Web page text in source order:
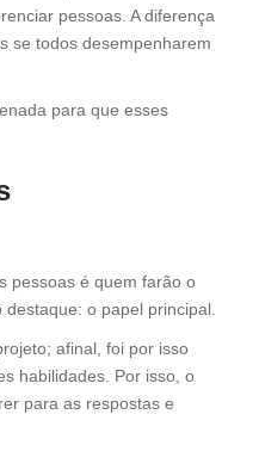
pessoas. A diferença
se todos desempenharem
para que esses
pessoas é quem farão o
o papel principal.
afinal, foi por isso
habilidades. Por isso, o
para as respostas e